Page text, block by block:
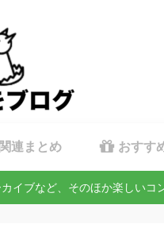
連まとめ おすす
ブなど、そのほか楽しいコ